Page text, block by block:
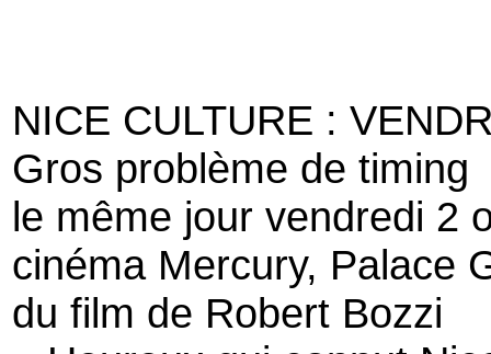
NICE CULTURE :
Gros problème de timing
le même jour vendredi 2
cinéma Mercury, Palace
du film de Robert Bozzi